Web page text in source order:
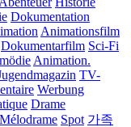
Dokumentation
Animationsfilm
Dokumentarfilm Sci-Fi
Animation.
TV-
Werbung
Drame
Mélodrame Spot 가족